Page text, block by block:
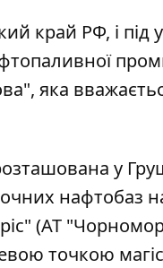
край РФ, і
яка
у
нафтобаз
(АТ
точкою